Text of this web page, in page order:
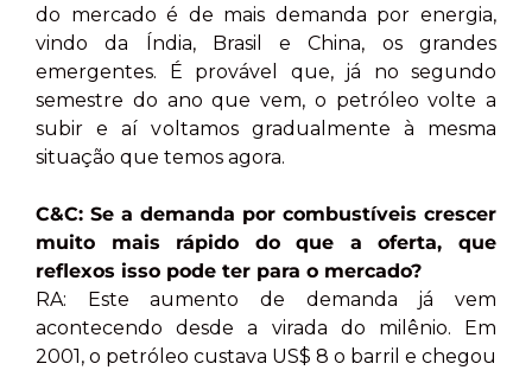
do mercado é de mais demanda por energia,
vindo da Índia, Brasil e China, os grandes
emergentes. É provável que, já no segundo
semestre do ano que vem, o petróleo volte a
subir e aí voltamos gradualmente à mesma
situação que temos agora.
C&C: Se a demanda por combustíveis crescer
muito mais rápido do que a oferta, que
reflexos isso pode ter para o mercado?
RA: Este aumento de demanda já vem
acontecendo desde a virada do milênio. Em
2001, o petróleo custava US$ 8 o barril e chegou